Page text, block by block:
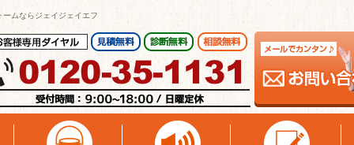
ムならジェイジェイエフ